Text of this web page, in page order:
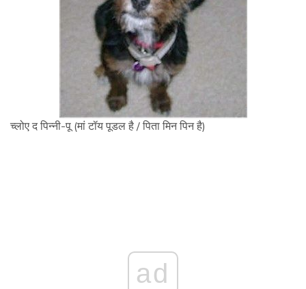
च्लोए द पिन्नी-पू (मां टॉय पूडल है / पिता मिन पिन है)
ad